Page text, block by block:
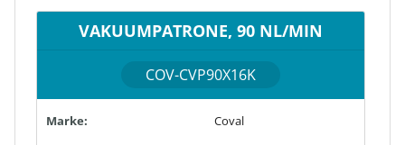
VAKUUMPATRONE, 90 NL/MIN
COV-CVP90X16K
Marke: Coval